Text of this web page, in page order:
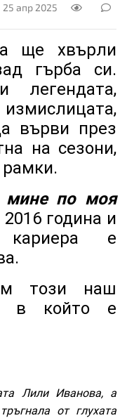
25 апр 2025
ще хвърли
гърба си.
легендата,
върви през
на сезони,
рамки.
по моя
година и
кариера е
този наш
в който е
Лили Иванова, а
от глухата